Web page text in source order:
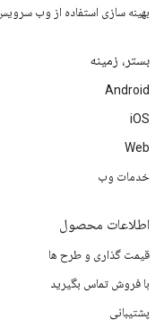
بهینه سازی استفاده از وب سرویس
بستر، زمینه
Android
iOS
Web
خدمات وب
اطلاعات محصول
قیمت گذاری و طرح ها
با فروش تماس بگیرید
پشتیبانی